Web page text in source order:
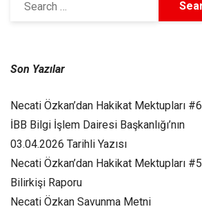
Son Yazılar
Necati Özkan’dan Hakikat Mektupları #6
İBB Bilgi İşlem Dairesi Başkanlığı’nın
03.04.2026 Tarihli Yazısı
Necati Özkan’dan Hakikat Mektupları #5
Bilirkişi Raporu
Necati Özkan Savunma Metni